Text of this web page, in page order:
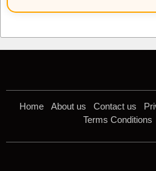
Home About us Contact us
Terms Conditions